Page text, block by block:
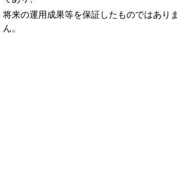
将来の運用成果等を保証したものではあり
ん。